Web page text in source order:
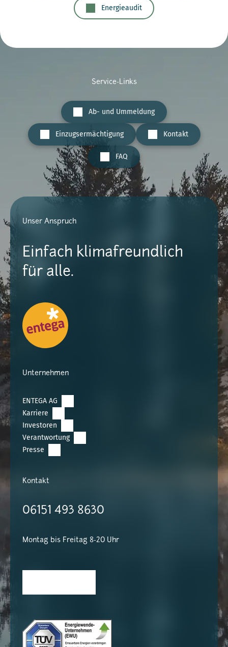
Energieaudit
Service-Links
Ab- und Ummeldung
Einzugsermächtigung Kontakt
FAQ
Unser Anspruch
Einfach klimafreundlich
für alle.
Unternehmen
ENTEGA AG
Karriere
Investoren
Verantwortung
Presse
Kontakt
06151 493 8630
Montag bis Freitag 8-20 Uhr